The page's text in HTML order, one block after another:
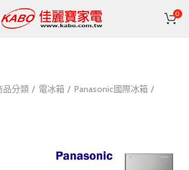
0
品分類 電冰箱
Panasonic國際冰箱